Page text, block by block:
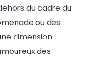
du cadre du
ou des
dimension
des